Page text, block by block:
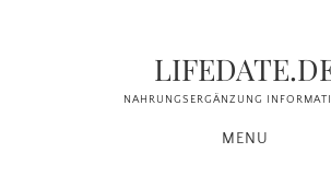
NAHRUNGSERGÄNZUNG
MENU